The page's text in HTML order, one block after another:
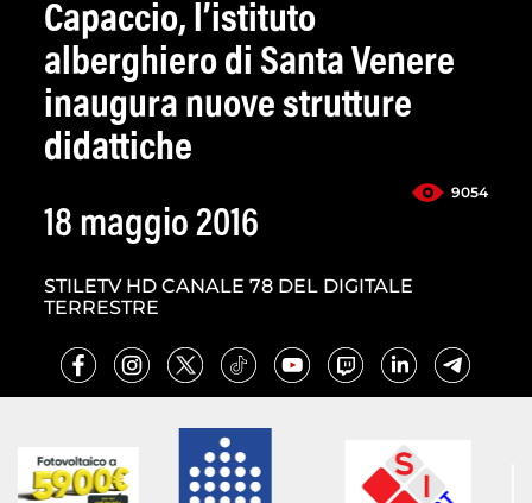
Capaccio, l’istituto
alberghiero di Santa Venere
inaugura nuove strutture
didattiche
9054
18 maggio 2016
STILETV HD CANALE 78 DEL DIGITALE
TERRESTRE